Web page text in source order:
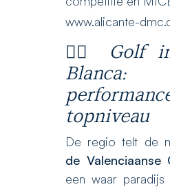
www.alicante-
🏌️‍♂️
Golf
topniveau
De regio telt de
de Valenciaanse
een waar